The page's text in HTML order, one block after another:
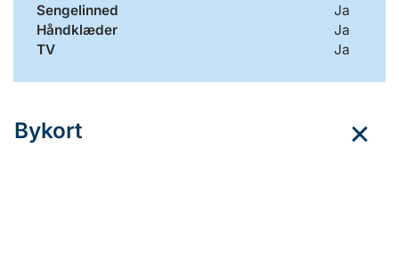
Sengelinned
Ja
Håndklæder
Ja
TV
Ja
Bykort